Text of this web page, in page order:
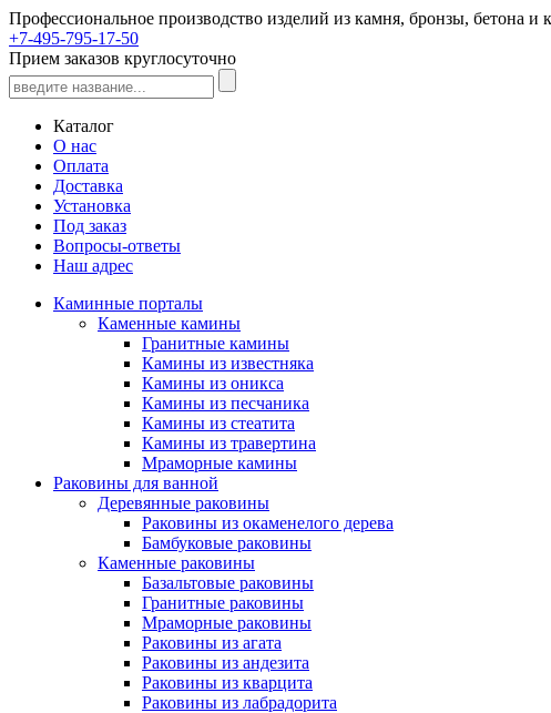
Профессиональное производство изделий из камня, бронзы, бетона и
+7-495-795-17-50
Прием заказов круглосуточно
Каталог
О нас
Оплата
Доставка
Установка
Под заказ
Вопросы-ответы
Наш адрес
Каминные порталы
Каменные камины
Гранитные камины
Камины из известняка
Камины из оникса
Камины из песчаника
Камины из стеатита
Камины из травертина
Мраморные камины
Раковины для ванной
Деревянные раковины
Раковины из окаменелого дерева
Бамбуковые раковины
Каменные раковины
Базальтовые раковины
Гранитные раковины
Мраморные раковины
Раковины из агата
Раковины из андезита
Раковины из кварцита
Раковины из лабрадорита